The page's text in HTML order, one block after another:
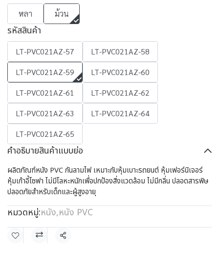
หลา ม้วน
รหัสสินค้า
LT-PVC021AZ-57
LT-PVC021AZ-58
LT-PVC021AZ-59
LT-PVC021AZ-60
LT-PVC021AZ-61
LT-PVC021AZ-62
LT-PVC021AZ-63
LT-PVC021AZ-64
LT-PVC021AZ-65
คำอธิบายสินค้าแบบย่อ
ผลิตภัณฑ์หนัง PVC กันลามไฟ เหมาะกับหุ้มเบาะรถยนต์ หุ้มเฟอร์นิเจอร์
หุ้มเก้าอี้โซฟา ไม่มีโลหะหนักเพื่อปกป้องสิ่งแวดล้อม ไม่มีกลิ่น ปลอดสารพิษ
ปลอดภัยสำหรับเด็กและผู้สูงอายุ
หมวดหมู่:หนัง,หนัง PVC
แชร์